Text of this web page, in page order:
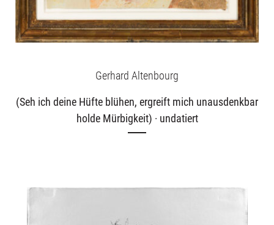
Gerhard Altenbourg
(Seh ich deine Hüfte blühen, ergreift mich unausdenkbar
holde Mürbigkeit) · undatiert